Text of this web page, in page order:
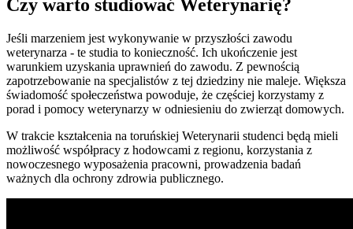
Czy warto studiować Weterynarię?
Jeśli marzeniem jest wykonywanie w przyszłości zawodu
weterynarza - te studia to konieczność. Ich ukończenie jest
warunkiem uzyskania uprawnień do zawodu. Z pewnością
zapotrzebowanie na specjalistów z tej dziedziny nie maleje. Większa
świadomość społeczeństwa powoduje, że częściej korzystamy z
porad i pomocy weterynarzy w odniesieniu do zwierząt domowych.
W trakcie kształcenia na toruńskiej Weterynarii studenci będą mieli
możliwość współpracy z hodowcami z regionu, korzystania z
nowoczesnego wyposażenia pracowni, prowadzenia badań
ważnych dla ochrony zdrowia publicznego.